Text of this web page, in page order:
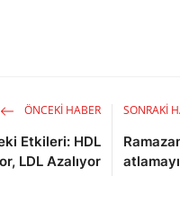
ÖNCEKI HABER
Etkileri: HDL
LDL Azalıyor
SONRAKI